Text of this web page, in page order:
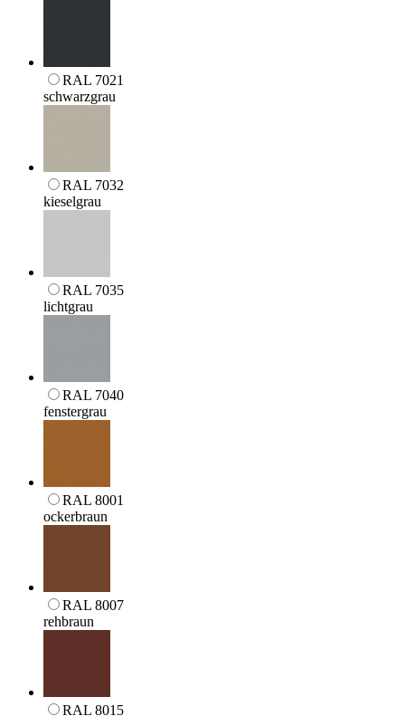
RAL 7021
schwarzgrau
RAL 7032
kieselgrau
RAL 7035
lichtgrau
RAL 7040
fenstergrau
RAL 8001
ockerbraun
RAL 8007
rehbraun
RAL 8015